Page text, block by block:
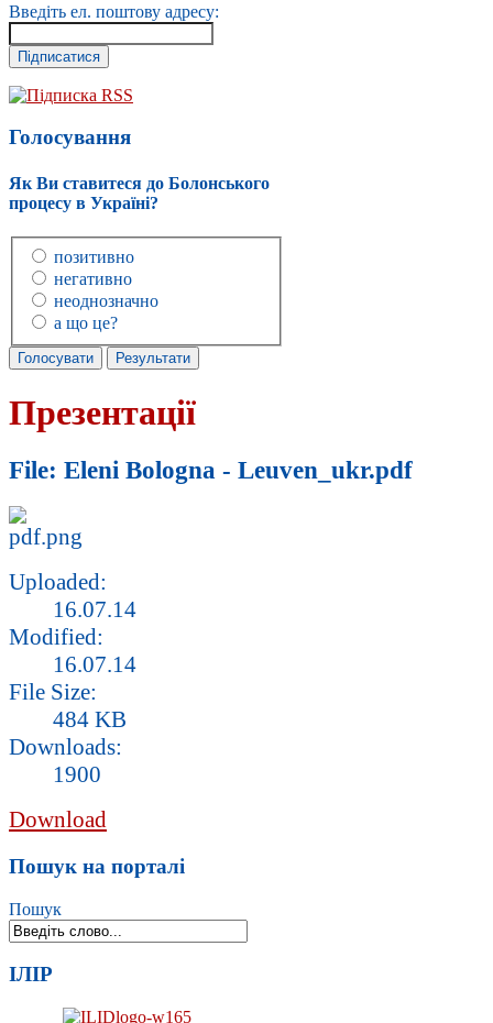
Введіть ел. поштову адресу:
Підписка RSS
Голосування
Як Ви ставитеся до Болонського
процесу в Україні?
позитивно
негативно
неоднозначно
а що це?
Презентації
File: Eleni Bologna - Leuven_ukr.pdf
Uploaded:
16.07.14
Modified:
16.07.14
File Size:
484 KB
Downloads:
1900
Download
Пошук на порталі
Пошук
ІЛІР